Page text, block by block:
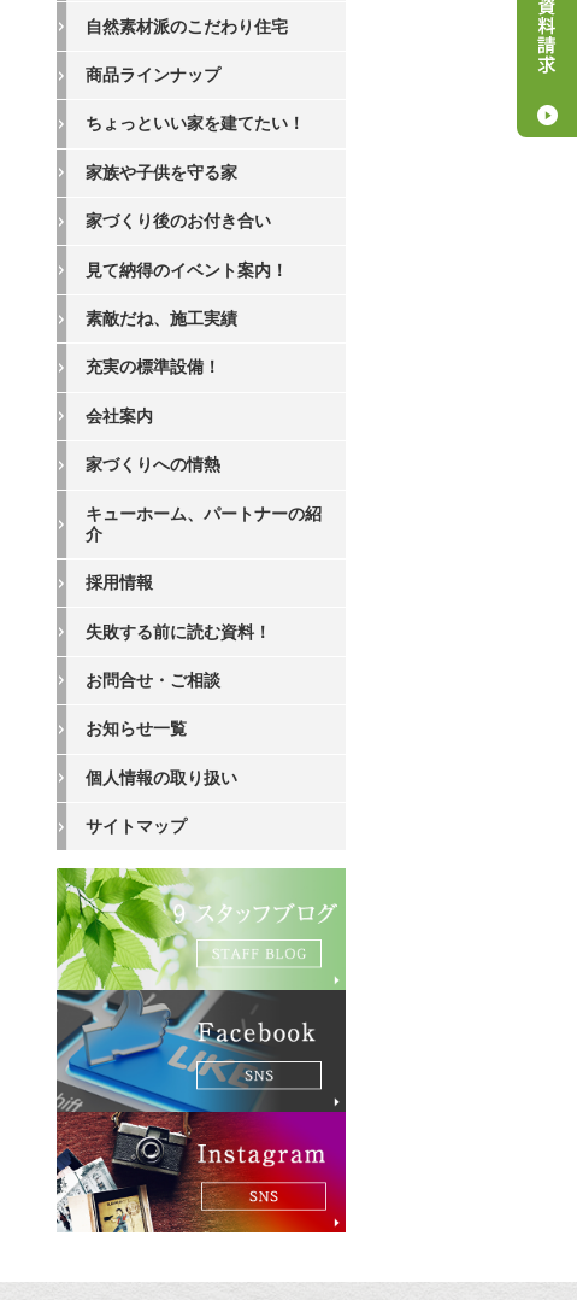
自然素材派のこだわり住宅
商品ラインナップ
ちょっといい家を建てたい！
家族や子供を守る家
家づくり後のお付き合い
見て納得のイベント案内！
素敵だね、施工実績
充実の標準設備！
会社案内
家づくりへの情熱
キューホーム、パートナーの紹
介
採用情報
失敗する前に読む資料！
お問合せ・ご相談
お知らせ一覧
個人情報の取り扱い
サイトマップ